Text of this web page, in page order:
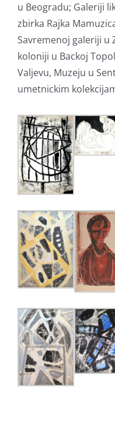
u Beogradu; Galeriji
zbirka Rajka
Savremenoj galeriji u
koloniji u Backoj
Valjevu, Muzeju u
umetnickim